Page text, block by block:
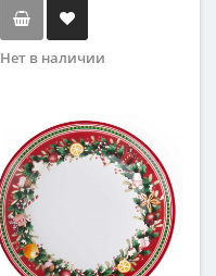
Нет в наличии